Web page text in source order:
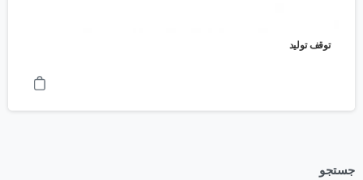
توقف تولید
جستجو